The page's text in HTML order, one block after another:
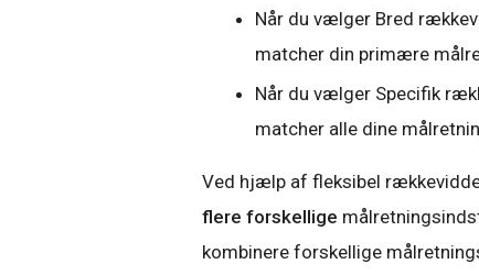
Når du vælger Bred
matcher din primære
Når du vælger Specifik
matcher alle dine
Ved hjælp af fleksibel
flere forskellige
kombinere forskellige